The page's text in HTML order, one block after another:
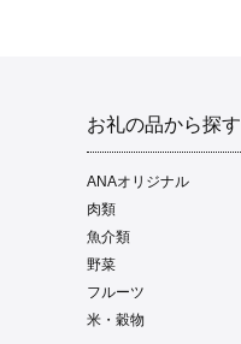
お礼の品から探す
ANAオリジナル
肉類
魚介類
野菜
フルーツ
米・穀物